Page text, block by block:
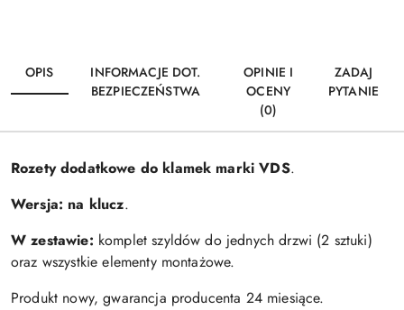
OPIS
INFORMACJE DOT.
BEZPIECZEŃSTWA
OPINIE I
OCENY
(0)
ZADAJ
PYTANIE
Rozety dodatkowe do klamek marki VDS.
Wersja: na klucz.
W zestawie: komplet szyldów do jednych drzwi (2 sztuki)
oraz wszystkie elementy montażowe.
Produkt nowy, gwarancja producenta 24 miesiące.